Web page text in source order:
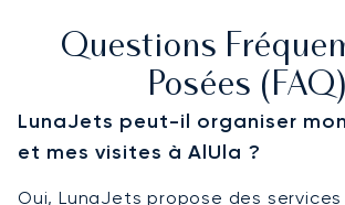
Questions
Posées (FAQ)
LunaJets peut-il organiser
et mes visites à AlUla ?
Oui, LunaJets propose des services